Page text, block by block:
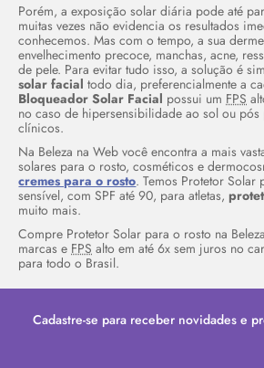
Porém, a exposição solar diária pode até
muitas vezes não evidencia os resultados
conhecemos. Mas com o tempo, a sua
envelhecimento precoce, manchas, acne,
de pele. Para evitar tudo isso, a solução é
solar facial todo dia, preferencialmente a
Bloqueador Solar Facial possui um FPS
no caso de hipersensibilidade ao sol ou pós
clínicos.
Na Beleza na Web você encontra a mais
solares para o rosto, cosméticos e
cremes para o rosto. Temos Protetor Solar
sensível, com SPF até 90, para atletas,
muito mais.
Compre Protetor Solar para o rosto na
marcas e FPS alto em até 6x sem juros no
para todo o Brasil.
Cadastre-se para receber novidades e